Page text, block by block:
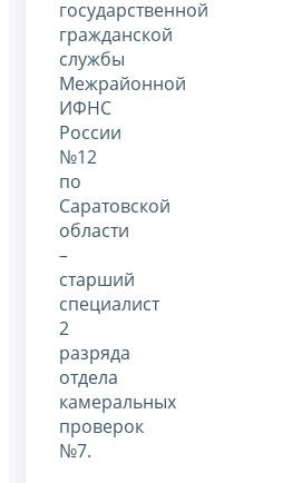
государственной
гражданской
службы
Межрайонной
ИФНС
России
№12
по
Саратовской
области
–
старший
специалист
2
разряда
отдела
камеральных
проверок
№7.